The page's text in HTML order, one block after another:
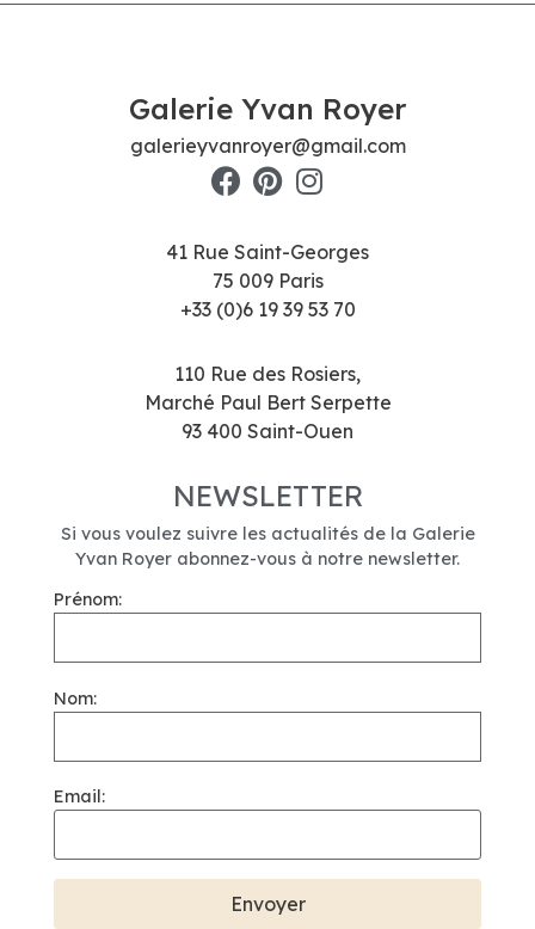
Galerie Yvan Royer
galerieyvanroyer@gmail.com
41 Rue Saint-Georges
75 009 Paris
+33 (0)6 19 39 53 70
110 Rue des Rosiers,
Marché Paul Bert Serpette
93 400 Saint-Ouen
NEWSLETTER
Si vous voulez suivre les actualités de la Galerie
Yvan Royer abonnez-vous à notre newsletter.
Prénom:
Nom:
Email: